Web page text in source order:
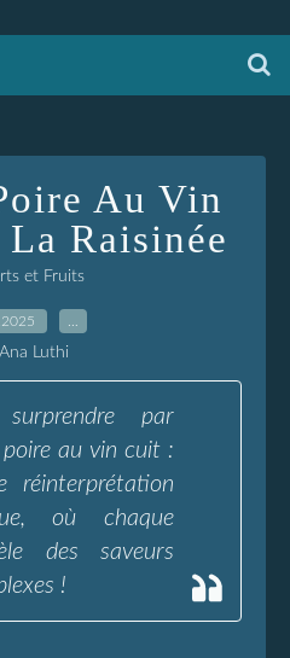
Au Vin
Raisinée
et Fruits
Luthi
surprendre par
au vin cuit :
réinterprétation
où chaque
des saveurs
!